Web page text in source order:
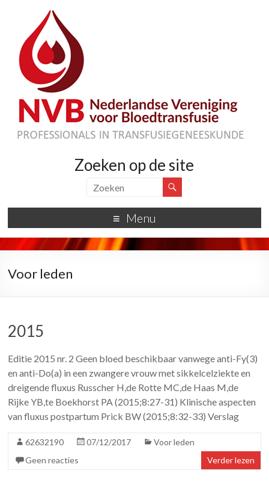
Zoeken op de site
Menu
Voor leden
2015
Editie 2015 nr. 2 Geen bloed beschikbaar vanwege anti-Fy(3)
en anti-Do(a) in een zwangere vrouw met sikkelcelziekte en
dreigende fluxus Russcher H,de Rotte MC,de Haas M,de
Rijke YB,te Boekhorst PA (2015;8:27-31) Klinische aspecten
van fluxus postpartum Prick BW (2015;8:32-33) Verslag
62632190 07/12/2017
Voor leden
Geen reacties
Verder lezen